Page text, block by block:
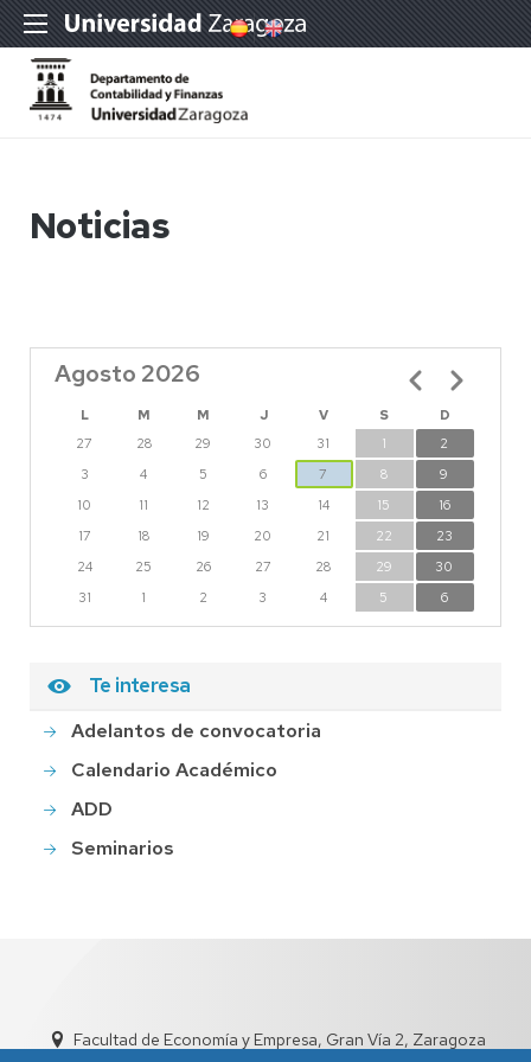
Noticias
Agosto 2026
L M M J V S
D
27
28 29 30 31 1
2
3
4 5 6 7 8
9
10
11 12 13 14 15
16
17
18 19 20 21 22
23
24
25 26 27 28 29
30
31
1 2 3 4 5 6
Paginación
Te interesa
Adelantos de convocatoria
Calendario Académico
ADD
Seminarios
Facultad de Economía y Empresa, Gran Vía 2, Zaragoza